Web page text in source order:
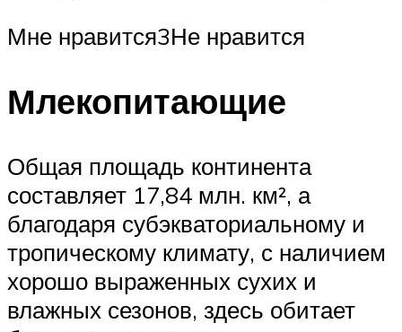
Мне нравится3Не нравится
Млекопитающие
Общая площадь континента
составляет 17,84 млн. км², а
благодаря субэкваториальному и
тропическому климату, с наличием
хорошо выраженных сухих и
влажных сезонов, здесь обитает